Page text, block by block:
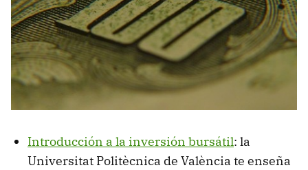
Introducción a la inversión bursátil: la
Universitat Politècnica de València te enseña